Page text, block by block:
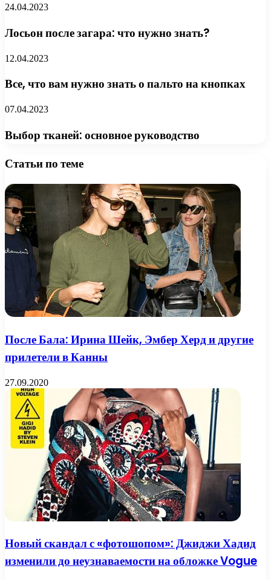
24.04.2023
Лосьон после загара: что нужно знать?
12.04.2023
Все, что вам нужно знать о пальто на кнопках
07.04.2023
Выбор тканей: основное руководство
Статьи по теме
После Бала: Ирина Шейк, Эмбер Херд и другие
прилетели в Канны
27.09.2020
Новый скандал с «фотошопом»: Джиджи Хадид
изменили до неузнаваемости на обложке Vogue